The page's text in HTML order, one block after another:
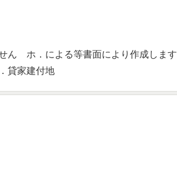
ん ホ．による等書面により作成します
家建付地